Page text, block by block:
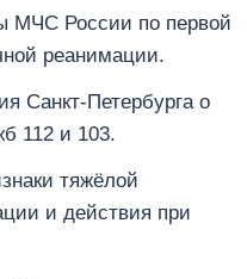
МЧС России по первой
реанимации.
Санкт-Петербурга о
112 и 103.
тяжёлой
и действия при